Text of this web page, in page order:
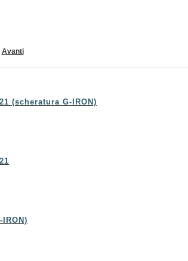
Avanti
(scheratura G-IRON)